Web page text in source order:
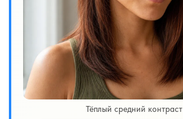
Тёплый средний контраст